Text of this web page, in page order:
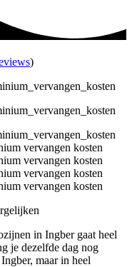
)
in Ingber gaat heel
je dezelfde dag nog
maar in heel